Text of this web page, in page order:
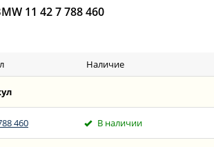
11 42 7 788 460
Наличие
460 В наличии